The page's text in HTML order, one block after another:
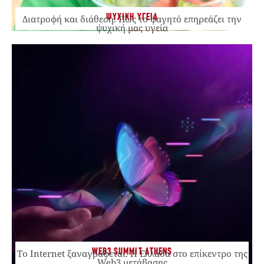
ΨΥΧΙΚΗ ΥΓΕΙΑ
Διατροφή και διάθεση: Πώς το φαγητό επηρεάζει την
ψυχική μας υγεία
WEB3 SUMMIT ATHENS
Το Internet ξαναγράφεται. Η Ελλάδα στο επίκεντρο της